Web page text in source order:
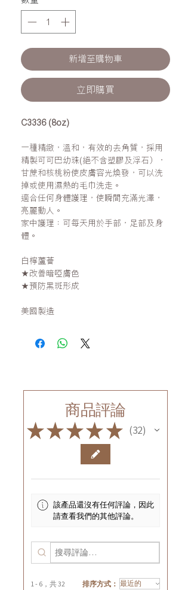
新增至購物車
立即購買
C3336 (8oz)
一種精緻，溫和，有效的去角質，採用
精製可可巴幼珠(絕不含塑膠及浮石），
甘蔗和核桃粉使皮膚容光煥發，可以洗
掉或使用濕熱的毛巾洗走。
適合任何身體護理，使瞬間充滿光澤，
亮麗動人。
家中護理：可每天用於手部，足部及身
體。
白檸蘆薈
★改善暗啞膚色
★預防黑斑形成
美國製造
商品評論
★★★★★ 32
32
該產品還沒有任何評論，因此
請查看我們的其他評論。
1 - 6，共 32 排序方式：